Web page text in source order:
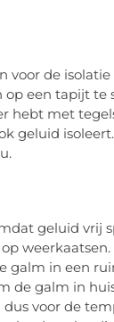
voor de
een tapijt te
hebt met
geluid
geluid vrij
galm in een
de galm in
voor de